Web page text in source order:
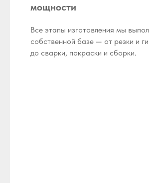
мощности
Все этапы изготовления мы
собственной базе — от резки и
до сварки, покраски и сборки.